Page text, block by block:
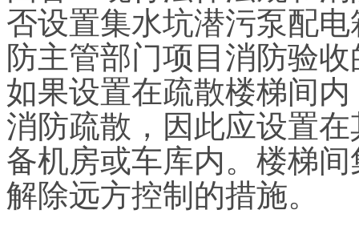
否设置集水坑潜污泵配
防主管部门项目消防验
如果设置在疏散楼梯间
消防疏散，因此应设置
备机房或车库内。楼梯
解除远方控制的措施。